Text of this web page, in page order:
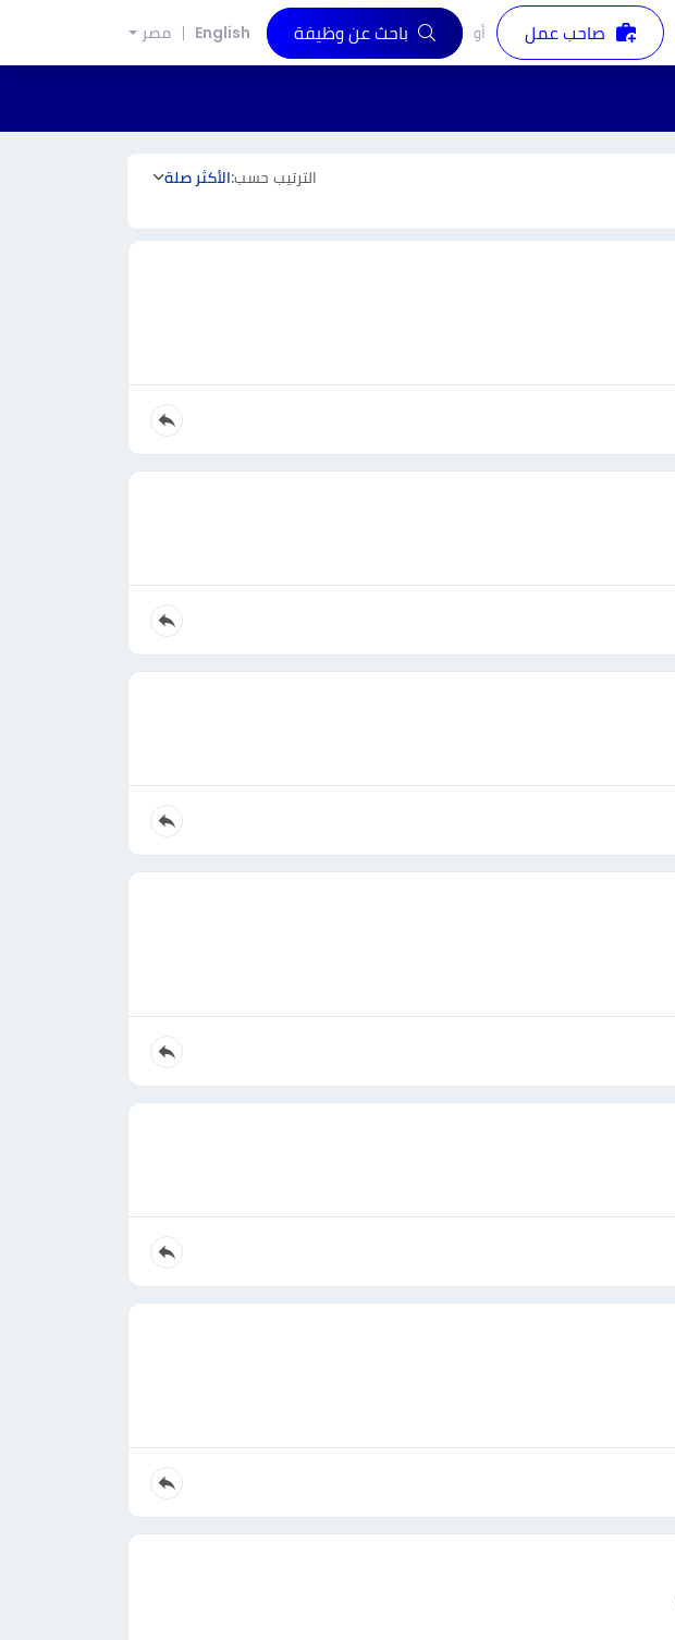
صاحب عمل أو باحث عن وظيفة English مصر
الترتيب حسب:الأكثر صلة